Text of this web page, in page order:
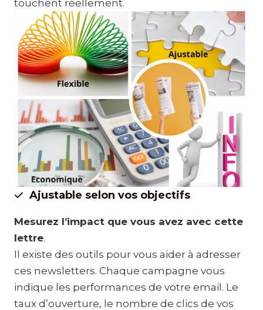
touchent réellement.
Ajustable selon vos objectifs
Mesurez l’impact que vous avez avec cette
lettre.
Il existe des outils pour vous aider à adresser
ces newsletters. Chaque campagne vous
indique les performances de votre email. Le
taux d’ouverture, le nombre de clics de vos